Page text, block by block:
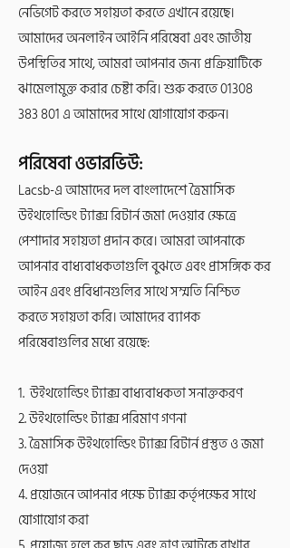
নেভিগেট করতে সহায়তা করতে এখানে রয়েছে।
আমাদের অনলাইন আইনি পরিষেবা এবং জাতীয়
উপস্থিতির সাথে, আমরা আপনার জন্য প্রক্রিয়াটিকে
ঝামেলামুক্ত করার চেষ্টা করি। শুরু করতে01308
383 801এ আমাদের সাথে যোগাযোগ করুন।
পরিষেবা ওভারভিউ:
Lacsb-এ আমাদের দল বাংলাদেশে ত্রৈমাসিক
উইথহোল্ডিং ট্যাক্স রিটার্ন জমা দেওয়ার ক্ষেত্রে
পেশাদার সহায়তা প্রদান করে। আমরা আপনাকে
আপনার বাধ্যবাধকতাগুলি বুঝতে এবং প্রাসঙ্গিক কর
আইন এবং প্রবিধানগুলির সাথে সম্মতি নিশ্চিত
করতে সহায়তা করি। আমাদের ব্যাপক
পরিষেবাগুলির মধ্যে রয়েছে:
1. উইথহোল্ডিং ট্যাক্স বাধ্যবাধকতা সনাক্তকরণ
2. উইথহোল্ডিং ট্যাক্স পরিমাণ গণনা
3. ত্রৈমাসিক উইথহোল্ডিং ট্যাক্স রিটার্ন প্রস্তুত ও জমা
দেওয়া
4. প্রয়োজনে আপনার পক্ষে ট্যাক্স কর্তৃপক্ষের সাথে
যোগাযোগ করা